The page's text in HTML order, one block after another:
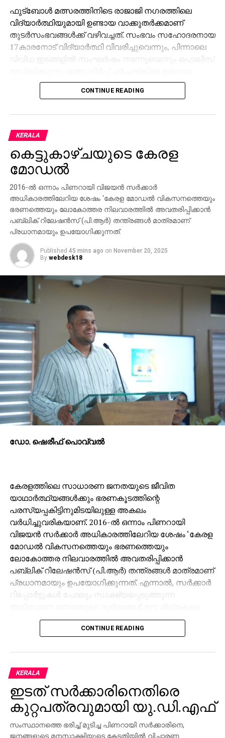
ഫുട്ബോള്‍ മത്സരത്തിനിടെ രാജാജി നഗരത്തിലെ
വിദ്യാര്‍ത്ഥിയുമായി ഉണ്ടായ വാക്കുതര്‍ക്കമാണ്
തുടര്‍സംഭവങ്ങള്‍ക്ക് വഴിവച്ചത്. സംഭവം സഹോദരനായ
17കാരനോട് വിദ്യാര്‍ത്ഥി വിവരിച്ചുവെന്നും, പിന്നാലെ
വിവിധ ഇടങ്ങളില്‍ സംഘര്‍ഷം നടന്നുവെന്നും പൊലീസ്
തര്‍ക്കത്തിനിടെ അലനെ മാറിനില്‍ക്കാന്‍
ആവശ്യപ്പെട്ടതിനെ തുടര്‍ന്നാണ് കുത്തേറ്റ് വീഴാനായത്.
സംഘത്തില്‍ അഞ്ച് പേരുണ്ടായിരുന്നുവെന്നും ഇതില്‍
രണ്ടുപേരെയാണ് ഇതുവരെ പൊലീസ്
പിടികൂടിയതെന്നും പൊലീസ് അറിയിച്ചു. മുഖ്യ
പ്രതിയെ തേടി അന്വേഷണസംഘം തിരച്ചില്‍
തുടരുകയാണ്.
CONTINUE READING
KERALA
കെട്ടുകാഴ്ചയുടെ കേരള
മോഡല്‍
2016-ല്‍ ഒന്നാം പിണറായി വിജയന്‍ സര്‍ക്കാര്‍
അധികാരത്തിലേറിയ ശേഷം ‘കേരള മോഡല്‍ വികസനത്തെയും
ഭരണത്തെയും ലോകോത്തര നിലവാരത്തില്‍ അവതരിപ്പിക്കാന്‍
പബ്ലിക് റിലേഷന്‍സ് (പി.ആര്‍) തന്ത്രങ്ങള്‍ മാത്രമാണ്
പ്രധാനമായും ഉപയോഗിക്കുന്നത്.
Published 45 mins ago on November 20, 2025
By webdesk18
ഡോ. ഷെരീഫ് പൊവ്വല്‍
കേരളത്തിലെ സാധാരണ ജനതയുടെ ജീവിത
യാഥാര്‍ത്ഥ്യങ്ങള്‍ക്കും ഭരണകൂടത്തിന്റെ
പരസ്യപ്പകിട്ടിനുമിടയിലുള്ള അകലം
വര്‍ധിച്ചുവരികയാണ്. 2016-ല്‍ ഒന്നാം പിണറായി
വിജയന്‍ സര്‍ക്കാര്‍ അധികാരത്തിലേറിയ ശേഷം ‘കേരള
മോഡല്‍ വികസനത്തെയും ഭരണത്തെയും
ലോകോത്തര നിലവാരത്തില്‍ അവതരിപ്പിക്കാന്‍
പബ്ലിക് റിലേഷന്‍സ് (പി.ആര്‍) തന്ത്രങ്ങള്‍ മാത്രമാണ്
പ്രധാനമായും ഉപയോഗിക്കുന്നത്. എന്നാല്‍, സര്‍ക്കാര്‍
റിപ്പോര്‍ട്ടുകള്‍ പോലും സാക്ഷ്യപ്പെടുത്തുന്ന
തകര്‍ത്തെറിയുന്നു.
അനുസരിച്ച്, 2022-27 കാലയളവിലെ പതിനാലാം
പഞ്ചവത്സര പദ്ധതിയുടെ കണക്കെടുപ്പില്‍
കേരളത്തിലെ 15 കോടി ജനസംഖ്യയില്‍ ഒരു കോടി
അഞ്ച് ലക്ഷം പേര്‍ സംഘടിതമല്ലാത്ത (അസംഘടിത)
മേഖലയില്‍ ദിവസ അന്നത്തിനായി
പണിയെടുക്കുന്നവരാണ്. പെട്രോള്‍ പമ്പിലെ
തൊഴിലാളികള്‍, തുണിക്കടയിലെ ജീവനക്കാര്‍, ആശാ
CONTINUE READING
KERALA
ഇടത് സര്‍ക്കാരിനെതിരെ
കുറ്റപത്രവുമായി യു.ഡി.എഫ്
സംസ്ഥാനത്തെ ഭരിച്ച് മുടിച്ച പിണറായി സര്‍ക്കാരിനെ,